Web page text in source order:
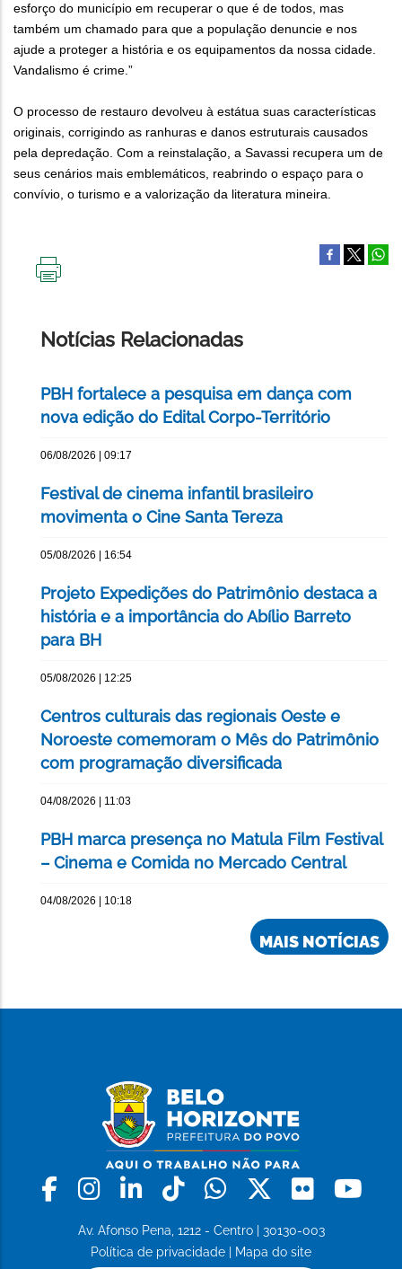
esforço do município em recuperar o que é de todos, mas
também um chamado para que a população denuncie e nos
ajude a proteger a história e os equipamentos da nossa cidade.
Vandalismo é crime.”
O processo de restauro devolveu à estátua suas características
originais, corrigindo as ranhuras e danos estruturais causados
pela depredação. Com a reinstalação, a Savassi recupera um de
seus cenários mais emblemáticos, reabrindo o espaço para o
convívio, o turismo e a valorização da literatura mineira.
Notícias Relacionadas
PBH fortalece a pesquisa em dança com
nova edição do Edital Corpo-Território
06/08/2026 | 09:17
Festival de cinema infantil brasileiro
movimenta o Cine Santa Tereza
05/08/2026 | 16:54
Projeto Expedições do Patrimônio destaca a
história e a importância do Abílio Barreto
para BH
05/08/2026 | 12:25
Centros culturais das regionais Oeste e
Noroeste comemoram o Mês do Patrimônio
com programação diversificada
04/08/2026 | 11:03
PBH marca presença no Matula Film Festival
– Cinema e Comida no Mercado Central
04/08/2026 | 10:18
MAIS NOTÍCIAS
Facebook
Instagram
LinkedinTiktokWhatsapp
X Flickr
Av. Afonso Pena, 1212 - Centro | 30130-003
Política de privacidade
Mapa do site